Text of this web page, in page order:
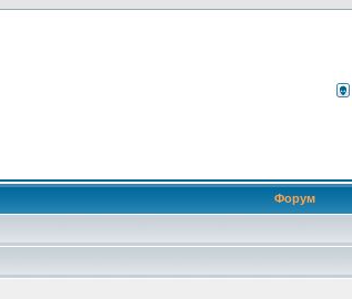
Форум